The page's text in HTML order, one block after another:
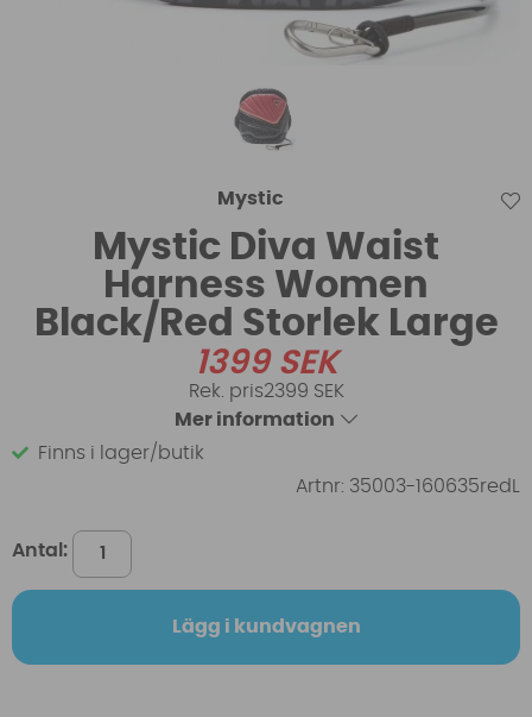
Mystic
Mystic Diva Waist
Harness Women
Black/Red Storlek Large
1399SEK
2399 SEK
Mer information
Finns i lager/butik
Artnr: 35003-160635redL
Antal:
Lägg i kundvagnen